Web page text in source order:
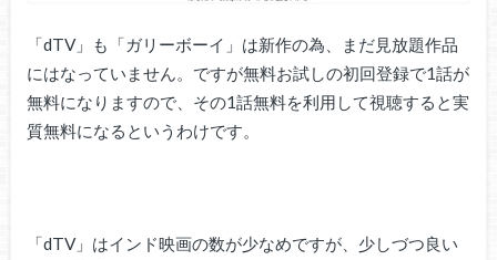
「dTV」も「ガリーボーイ」は新作の為、まだ見放題作品
にはなっていません。ですが無料お試しの初回登録で1話が
無料になりますので、その1話無料を利用して視聴すると実
質無料になるというわけです。
「dTV」はインド映画の数が少なめですが、少しづつ良い